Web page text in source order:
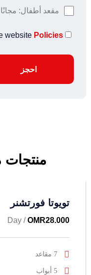
مقعد أطفال: مجانًا
website Policies
احجز
منتجات
تويوتا فورتشنر
OMR28.000
/ Day
7 مقاعد
5 أبواب